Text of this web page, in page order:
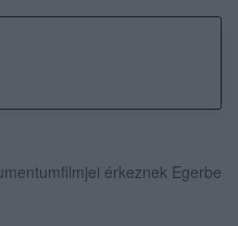
érkeznek Egerbe